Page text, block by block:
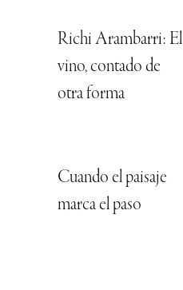
Richi Arambarri: El
vino, contado de
otra forma
Cuando el paisaje
marca el paso